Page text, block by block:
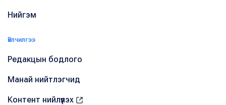
Нийгэм
Үйлчилгээ
Редакцын бодлого
Манай нийтлэгчид
Контент нийлүүлэх